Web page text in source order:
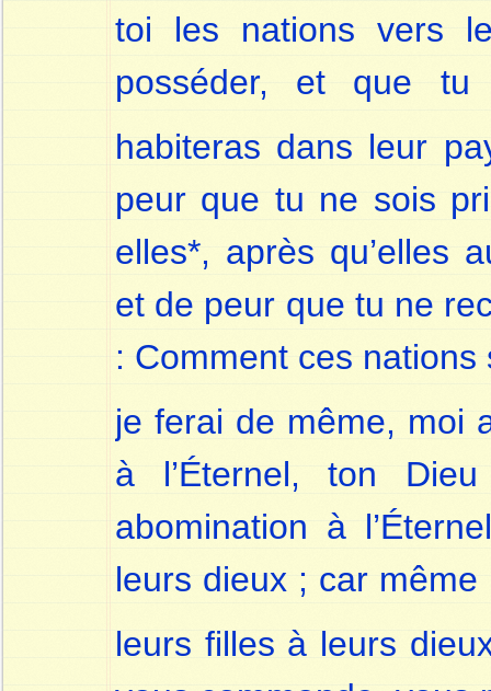
toi les nations vers
posséder, et que
habiteras dans leur
peur que tu ne sois
elles*, après qu’elles
et de peur que tu ne
: Comment ces
je ferai de même, moi
à l’Éternel, ton
abomination à
leurs dieux ; car
leurs filles à leurs